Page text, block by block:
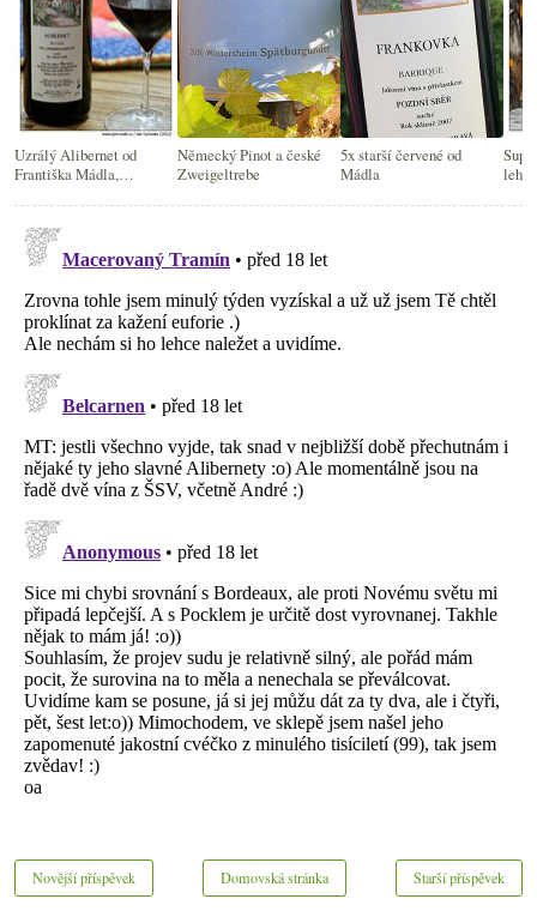
Uzrálý Alibernet od
Františka Mádla,
pár otázek a odpovědí
Německý Pinot a české
Zweigeltrebe
5x starší červené od
Mádla
Novější příspěvek Starší příspěvek
Domovská stránka